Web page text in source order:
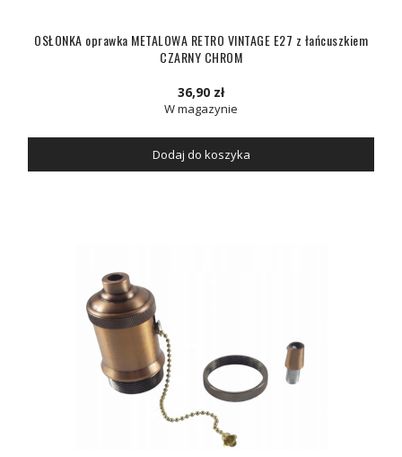
OSŁONKA oprawka METALOWA RETRO VINTAGE E27 z łańcuszkiem
CZARNY CHROM
36,90 zł
W magazynie
Dodaj do koszyka